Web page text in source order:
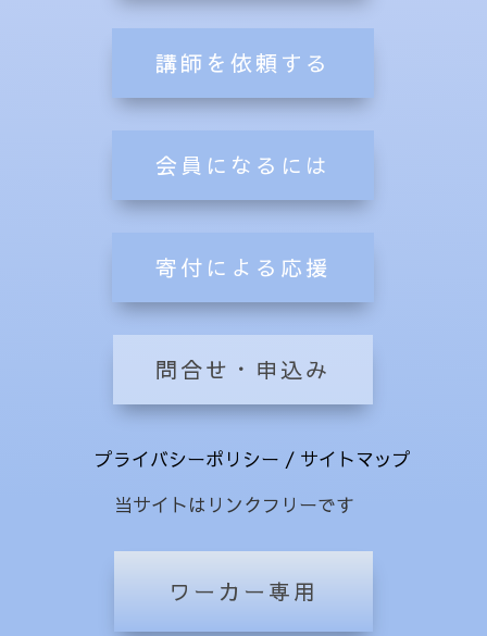
講師を依頼する
会員になるには
寄付による応援
問合せ・申込み
プライバシーポリシー / サイトマップ
当サイトはリンクフリーです
ワーカー専用